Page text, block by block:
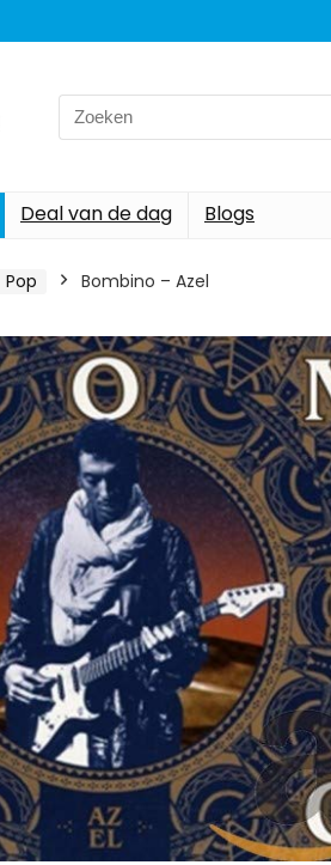
Search
for:
Deal van de dag Blogs
Pop Bombino – Azel